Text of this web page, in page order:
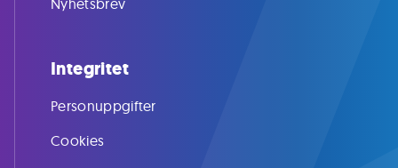
Nyhetsbrev
Integritet
Personuppgifter
Cookies